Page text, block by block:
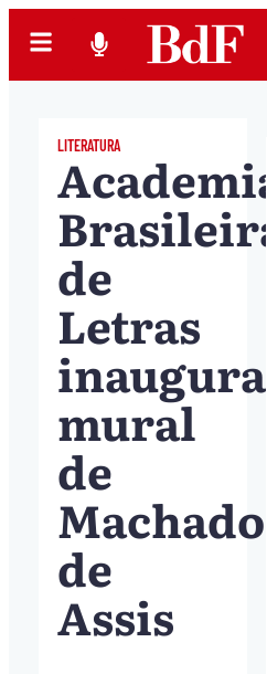
LITERATURA
Academia
Brasileira
de
Letras
inaugura
mural
de
Machado
de
Assis